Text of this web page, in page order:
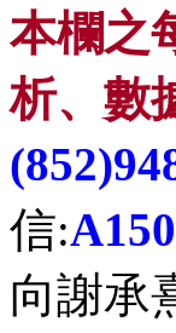
本欄之
析、數
信:
向謝承